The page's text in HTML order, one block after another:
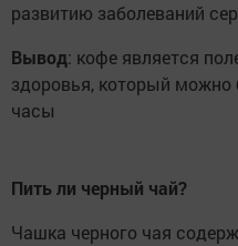
развитию заболеваний
Вывод: кофе является
здоровья, который можно
часы
Пить ли черный чай?
Чашка черного чая